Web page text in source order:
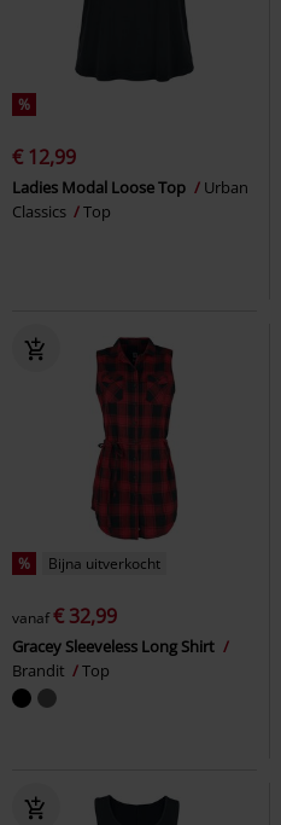
%
€ 12,99
Ladies Modal Loose Top
Urban
Classics
Top
% Bijna uitverkocht
vanaf€ 32,99
Gracey Sleeveless Long Shirt
Brandit
Top